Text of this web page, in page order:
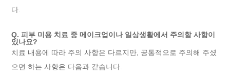
다.
Q. 피부 미용 치료 중 메이크업이나 일상생활에서 주의할 사항이
있나요?
치료 내용에 따라 주의 사항은 다르지만, 공통적으로 주의해 주셨
으면 하는 사항은 다음과 같습니다.